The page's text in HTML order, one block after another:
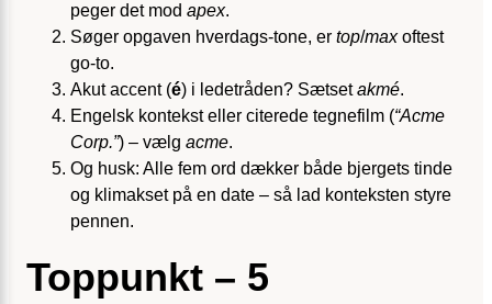
peger det mod apex.
Søger opgaven hverdags-tone, er top/maxoftest
go-to.
Akut accent (é) i ledetråden? Sætsetakmé.
Engelsk kontekst eller citerede tegnefilm (“Acme
Corp.”) – vælg acme.
Og husk: Alle fem ord dækker både bjergets tinde
og klimakset på en date – så lad konteksten styre
pennen.
Toppunkt – 5